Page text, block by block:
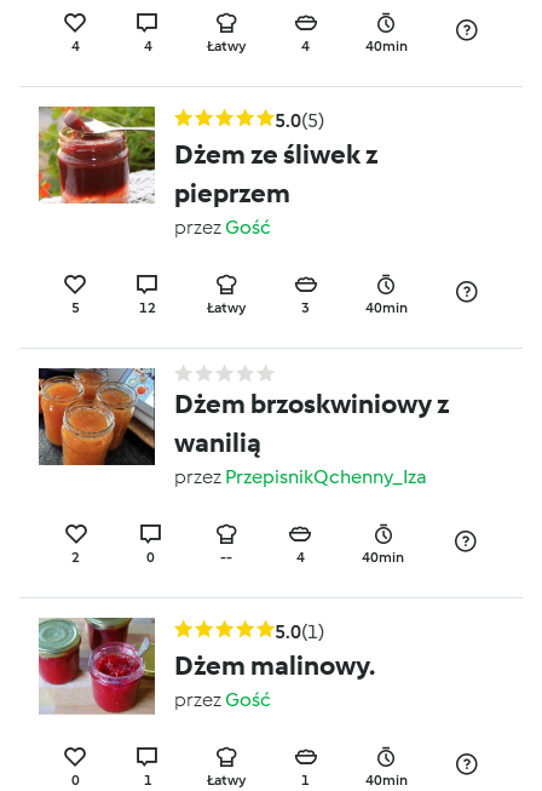
4 4 Łatwy 4 40min
5.0(5)
Dżem ze śliwek z
pieprzem
przezGość
5 12 Łatwy 3 40min
Dżem brzoskwiniowy z
wanilią
przez PrzepisnikQchenny_Iza
2 0 -- 4 40min
5.0(1)
Dżem malinowy.
przezGość
0 1 Łatwy 1 40min